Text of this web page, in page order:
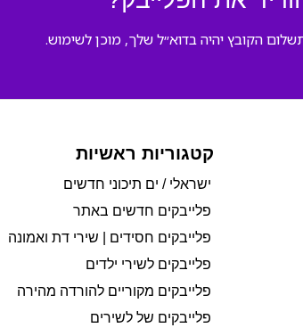
הקובץ יהיה בדוא״ל שלך, מוכן לשימוש.
קטגוריות ראשיות
ישראלי / ים תיכוני חדשים
פלייבקים חדשים באתר
פלייבקים חסידים | שירי דת ואמונה
פלייבקים לשירי ילדים
פלייבקים מקוריים להורדה מהירה
פלייבקים של לשירים